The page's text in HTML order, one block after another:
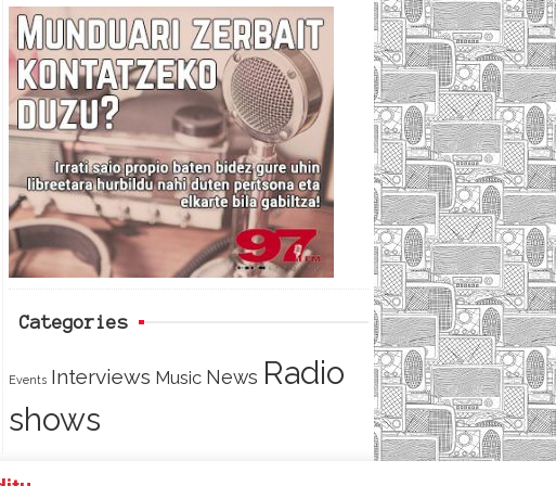
c
e
b
o
o
i
t
t
e
r
e
d
Categories
Events Interviews Music News Radio
shows